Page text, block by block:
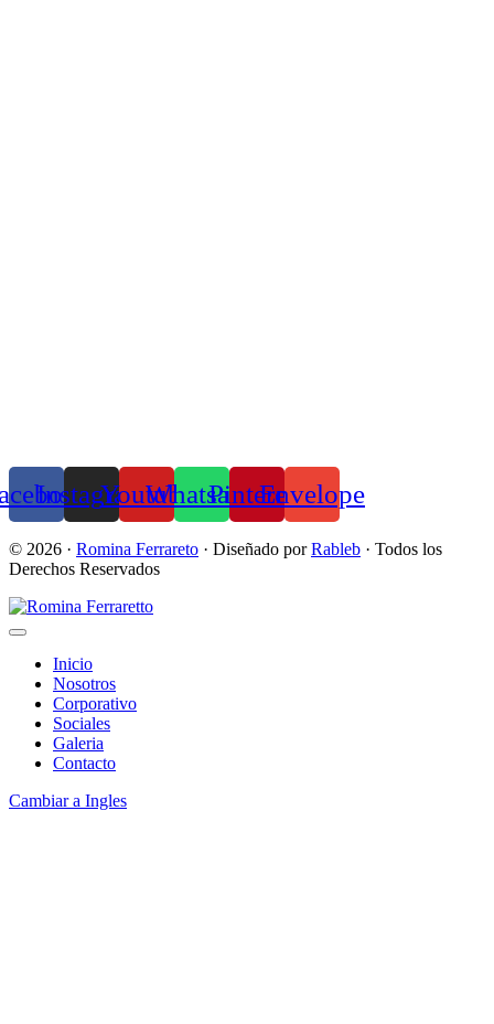
InstagramYoutubeWhatsappPinterestEnvelope
© 2026 · Romina Ferrareto · Diseñado porRableb · Todos los
Derechos Reservados
Inicio
Nosotros
Corporativo
Sociales
Galeria
Contacto
Cambiar a Ingles